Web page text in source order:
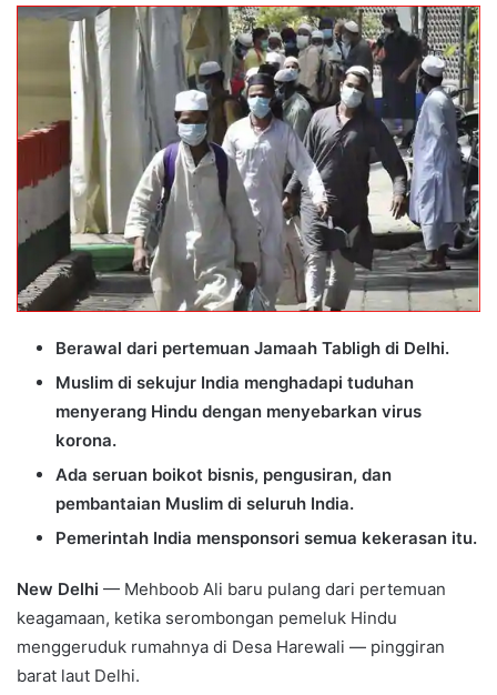
email
Berawal dari pertemuan Jamaah Tabligh di Delhi.
Muslim di sekujur India menghadapi tuduhan
menyerang Hindu dengan menyebarkan virus
korona.
Ada seruan boikot bisnis, pengusiran, dan
pembantaian Muslim di seluruh India.
Pemerintah India mensponsori semua kekerasan itu.
New Delhi — Mehboob Ali baru pulang dari pertemuan
keagamaan, ketika serombongan pemeluk Hindu
menggeruduk rumahnya di Desa Harewali — pinggiran
barat laut Delhi.